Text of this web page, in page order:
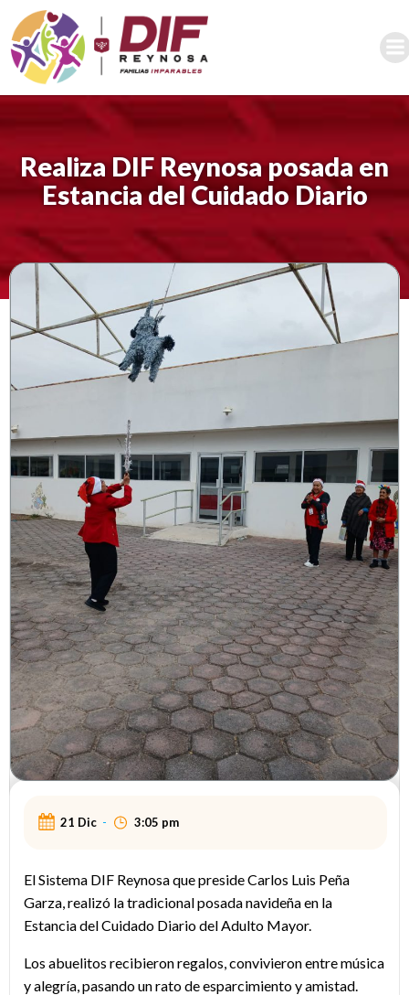
al
contenido
Realiza DIF Reynosa posada en
Estancia del Cuidado Diario
21 Dic - 3:05 pm
El Sistema DIF Reynosa que preside Carlos Luis Peña
Garza, realizó la tradicional posada navideña en la
Estancia del Cuidado Diario del Adulto Mayor.
Los abuelitos recibieron regalos, convivieron entre música
y alegría, pasando un rato de esparcimiento y amistad.